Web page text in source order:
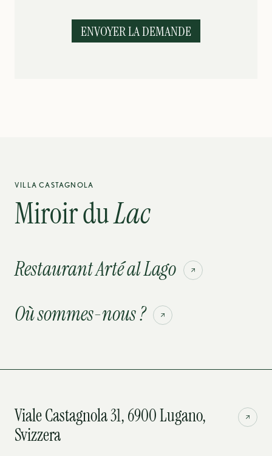
VILLA CASTAGNOLA
Miroir duLac
Restaurant Arté al Lago
Où sommes-nous ?
Viale Castagnola 31, 6900 Lugano,
Svizzera